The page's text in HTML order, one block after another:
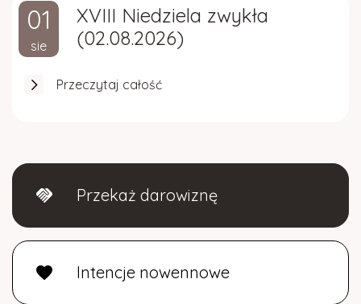
handshake Przekaż darowiznę
favorite Intencje nowennowe
01
sie
XVIII Niedziela zwykła
(02.08.2026)
Przeczytaj całość